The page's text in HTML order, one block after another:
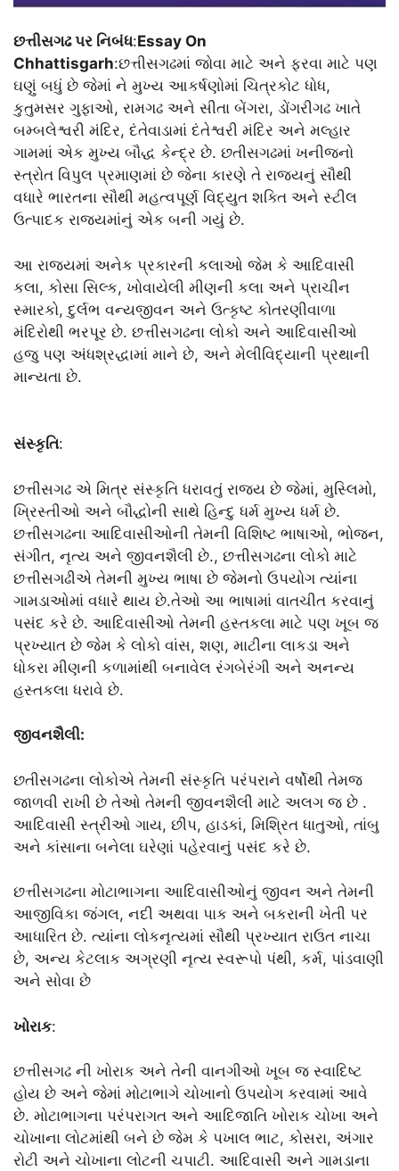
છત્તીસગઢ પર નિબંધ:Essay On
Chhattisgarh:છત્તીસગઢમાં જોવા માટે અને ફરવા માટે પણ
ઘણું બધું છે જેમાં ને મુખ્ય આકર્ષણોમાં ચિત્રકોટ ધોધ,
કુતુમસર ગુફાઓ, રામગઢ અને સીતા બેંગરા, ડોંગરીગઢ ખાતે
બમ્બલેશ્વરી મંદિર, દંતેવાડામાં દંતેશ્વરી મંદિર અને મલ્હાર
ગામમાં એક મુખ્ય બૌદ્ધ કેન્દ્ર છે. છતીસગઢમાં ખનીજનો
સ્ત્રોત વિપુલ પ્રમાણમાં છે જેના કારણે તે રાજ્યનું સૌથી
વધારે ભારતના સૌથી મહત્વપૂર્ણ વિદ્યુત શક્તિ અને સ્ટીલ
ઉત્પાદક રાજ્યમાંનું એક બની ગયું છે.
આ રાજ્યમાં અનેક પ્રકારની કલાઓ જેમ કે આદિવાસી
કલા, કોસા સિલ્ક, ખોવાયેલી મીણની કલા અને પ્રાચીન
સ્મારકો, દુર્લભ વન્યજીવન અને ઉત્કૃષ્ટ કોતરણીવાળા
મંદિરોથી ભરપૂર છે. છત્તીસગઢના લોકો અને આદિવાસીઓ
હજુ પણ અંધશ્રદ્ધામાં માને છે, અને મેલીવિદ્યાની પ્રથાની
માન્યતા છે.
સંસ્કૃતિ:
છત્તીસગઢ એ મિત્ર સંસ્કૃતિ ધરાવતું રાજ્ય છે જેમાં, મુસ્લિમો,
ખ્રિસ્તીઓ અને બૌદ્ધોની સાથે હિન્દુ ધર્મ મુખ્ય ધર્મ છે.
છત્તીસગઢના આદિવાસીઓની તેમની વિશિષ્ટ ભાષાઓ, ભોજન,
સંગીત, નૃત્ય અને જીવનશૈલી છે., છત્તીસગઢના લોકો માટે
છત્તીસગઢીએ તેમની મુખ્ય ભાષા છે જેમનો ઉપયોગ ત્યાંના
ગામડાઓમાં વધારે થાય છે.તેઓ આ ભાષામાં વાતચીત કરવાનું
પસંદ કરે છે. આદિવાસીઓ તેમની હસ્તકલા માટે પણ ખૂબ જ
પ્રખ્યાત છે જેમ કે લોકો વાંસ, શણ, માટીના લાકડા અને
ધોકરા મીણની કળામાંથી બનાવેલ રંગબેરંગી અને અનન્ય
હસ્તકલા ધરાવે છે.
જીવનશૈલી:
છતીસગઢના લોકોએ તેમની સંસ્કૃતિ પરંપરાને વર્ષોથી તેમજ
જાળવી રાખી છે તેઓ તેમની જીવનશૈલી માટે અલગ જ છે .
આદિવાસી સ્ત્રીઓ ગાય, છીપ, હાડકાં, મિશ્રિત ધાતુઓ, તાંબુ
અને કાંસાના બનેલા ઘરેણાં પહેરવાનું પસંદ કરે છે.
છત્તીસગઢના મોટાભાગના આદિવાસીઓનું જીવન અને તેમની
આજીવિકા જંગલ, નદી અથવા પાક અને બકરાની ખેતી પર
આધારિત છે. ત્યાંના લોકનૃત્યમાં સૌથી પ્રખ્યાત રાઉત નાચા
છે, અન્ય કેટલાક અગ્રણી નૃત્ય સ્વરૂપો પંથી, કર્મ, પાંડવાણી
અને સોવા છે
ખોરાક:
છત્તીસગઢ ની ખોરાક અને તેની વાનગીઓ ખૂબ જ સ્વાદિષ્ટ
હોય છે અને જેમાં મોટાભાગે ચોખાનો ઉપયોગ કરવામાં આવે
છે. મોટાભાગના પરંપરાગત અને આદિજાતિ ખોરાક ચોખા અને
ચોખાના લોટમાંથી બને છે જેમ કે પખાલ ભાટ, કોસરા, અંગાર
રોટી અને ચોખાના લોટની ચપાટી. આદિવાસી અને ગામડાના